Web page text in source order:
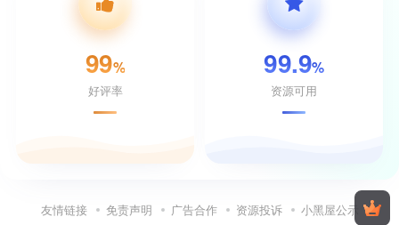
99%
好评率
99.9%
资源可用
友情链接 免责声明 广告合作 资源投诉 小黑屋公示